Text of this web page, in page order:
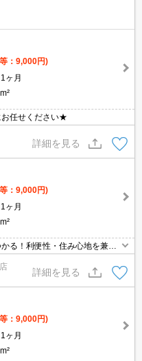
：9,000円)
1ヶ月
任せください★
詳細を見る
：9,000円)
1ヶ月
る！利便性・住み心地を兼ね
さい。お部屋探しはタウンハ
詳細を見る
：9,000円)
1ヶ月